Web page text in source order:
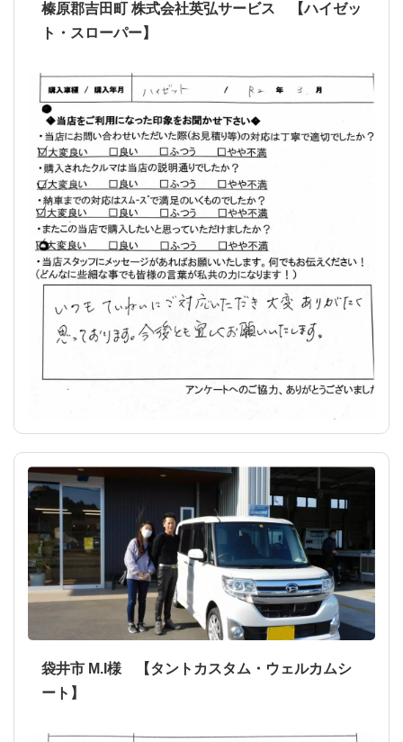
榛原郡吉田町 株式会社英弘サービス 【ハイゼッ
ト・スローパー】
袋井市 M.I様 【タントカスタム・ウェルカムシ
ート】